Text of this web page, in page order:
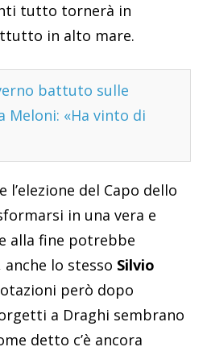
tutto tornerà in
in alto mare.
battuto sulle
Meloni: «Ha vinto di
l’elezione del Capo dello
in una vera e
alla fine potrebbe
lo stesso Silvio
però dopo
a Draghi sembrano
detto c’è ancora